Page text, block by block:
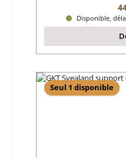
Disponible,
Seul 1 disponible